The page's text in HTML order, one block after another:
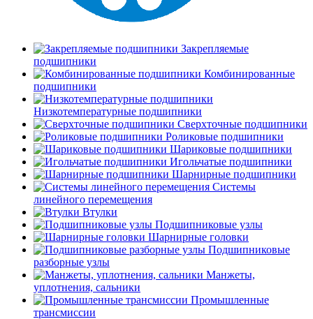
Закрепляемые
подшипники
Комбинированные
подшипники
Низкотемпературные подшипники
Сверхточные подшипники
Роликовые подшипники
Шариковые подшипники
Игольчатые подшипники
Шарнирные подшипники
Системы
линейного перемещения
Втулки
Подшипниковые узлы
Шарнирные головки
Подшипниковые
разборные узлы
Манжеты,
уплотнения, сальники
Промышленные
трансмиссии